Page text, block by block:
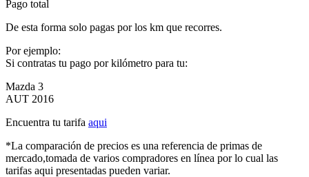
Pago total
De esta forma solo pagas por los km que recorres.
Por ejemplo:
Si contratas tu pago por kilómetro para tu:
Mazda 3
AUT 2016
Encuentra tu tarifa aqui
*La comparación de precios es una referencia de primas de
mercado,tomada de varios compradores en línea por lo cual las
tarifas aqui presentadas pueden variar.